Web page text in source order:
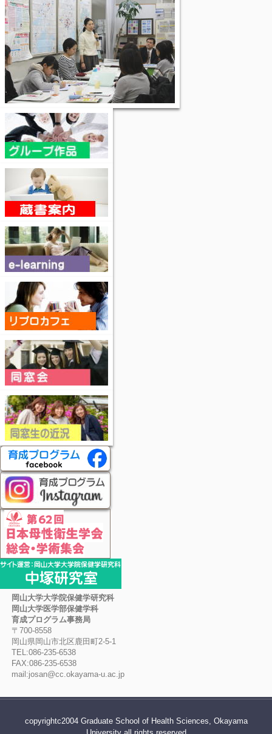
岡山大学大学院保健学研究科
岡山大学医学部保健学科
育成プログラム事務局
〒700-8558
岡山県岡山市北区鹿田町2-5-1
TEL:086-235-6538
FAX:086-235-6538
mail:josan@cc.okayama-u.ac.jp
copyrightc2004 Graduate School of Health Sciences, Okayama